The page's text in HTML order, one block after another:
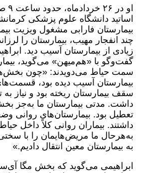
او
اساتید دانشگاه علوم پزشکی
بیمارستان فارابی مشغول ویزیت
چند انفجار مهیب، بیمارستان را
زیادی از بیمارستان آسیب دید.
گفت‌وگو با «هم‌میهن» می‌گوید،
سمت حیاط می‌دویدند: «چون
بیمارستان آسیب دیده بود،
سقف بیمارستان ریخته بود و نیاز
داشت. مدتی بیمارستان ما به‌جز
تعطیل بود. بیمارستان‌های روانی
داشتند. بیماران روانی کلاً داخل
به‌هرحال ما مریض‌هایمان را با
به بیمارستان‌ معین‌ انتقال دادیم.»
ابراهیمی می‌گوید که بخش مگا